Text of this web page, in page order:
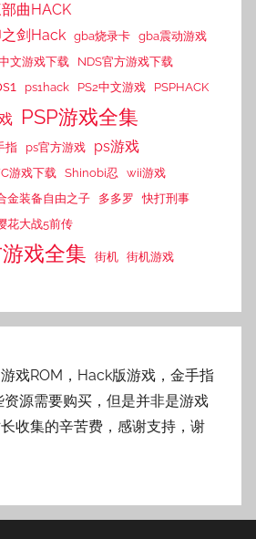
曲HACK
剑Hack gba烧录卡 gba震动游戏
文游戏下载
NDS官方游戏下载
ps1hack PS2中文游戏 PSPHACK
PSP游戏全集
指 ps官方游戏 ps游戏
游戏下载 Shinobi忍
wii游戏
金装备自由之子 多多罗
快打刑事
花大战5前传
戏全集 街机 街机游戏
戏ROM，Hack版游戏，金手指
资源需要购买，但是并非是游戏
收集的辛苦费，感谢支持，谢